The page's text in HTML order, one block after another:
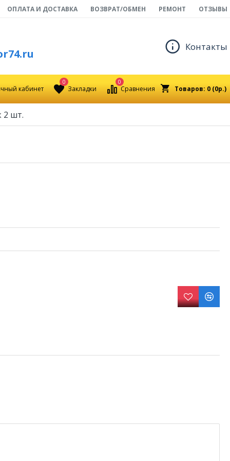
ОПЛАТА И ДОСТАВКА ВОЗВРАТ/ОБМЕН РЕМОНТ ОТЗЫВЫ
Контакты
кабинет Закладки
0
Сравнения
0
Товаров: 0 (0р.)
2 шт.